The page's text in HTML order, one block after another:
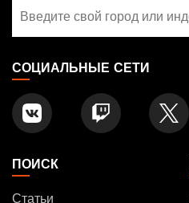
FOOTER
магазин
СОЦИАЛЬНЫЕ СЕТИ
ПОИСК
Статьи